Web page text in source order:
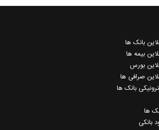
بانک ها
بیمه ها
بورس
صرافی ها
بانک ها
ها
بانکی